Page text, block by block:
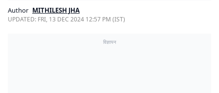
Author MITHILESH JHA
UPDATED: FRI, 13 DEC 2024 12:57 PM (IST)
विज्ञापन